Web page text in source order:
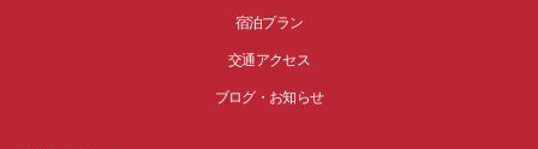
宿泊プラン
交通アクセス
ブログ・お知らせ